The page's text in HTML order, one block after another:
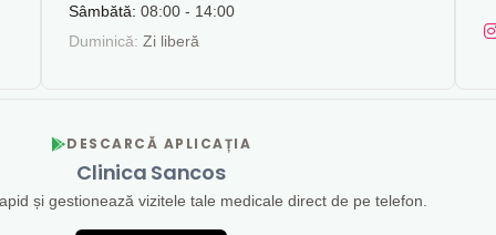
Sâmbătă: 08:00 - 14:00
Duminică: Zi liberă
DESCARCĂ APLICAȚIA
Clinica Sancos
și gestionează vizitele tale medicale direct de pe telefon.